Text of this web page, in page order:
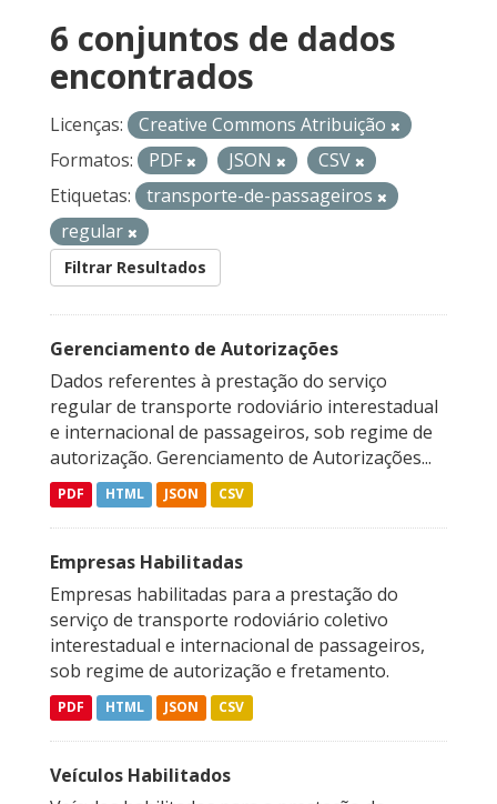
6 conjuntos de dados
encontrados
Licenças:
Creative Commons Atribuição
Formatos:
PDF JSON
CSV
Etiquetas:
transporte-de-passageiros
regular
Filtrar Resultados
Gerenciamento de Autorizações
Dados referentes à prestação do serviço
regular de transporte rodoviário interestadual
e internacional de passageiros, sob regime de
autorização. Gerenciamento de Autorizações...
PDF HTML JSON CSV
Empresas Habilitadas
Empresas habilitadas para a prestação do
serviço de transporte rodoviário coletivo
interestadual e internacional de passageiros,
sob regime de autorização e fretamento.
PDF HTML JSON CSV
Veículos Habilitados